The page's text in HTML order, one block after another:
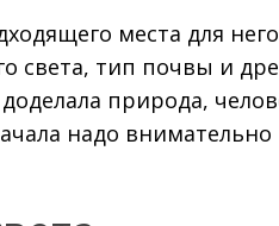
места для
света, тип почвы и
природа,
надо внимательно